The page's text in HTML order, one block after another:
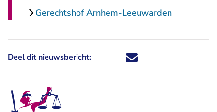
Gerechtshof Arnhem-Leeuwarden
Deel dit nieuwsbericht: Deel dit nieuwsbericht via X -
Deel dit nieuwsbericht via
Deel dit nieuwsbericht
Deel dit